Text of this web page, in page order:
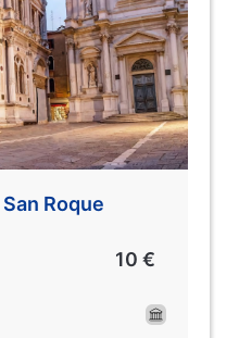
Roque
10 €